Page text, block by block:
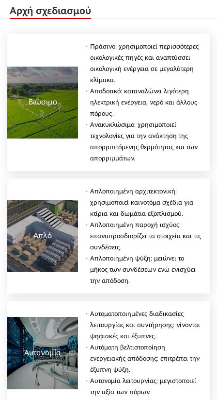
Αρχή σχεδιασμού
Πράσινο: χρησιμοποιεί περισσότερες
οικολογικές πηγές και αναπτύσσει
οικολογική ενέργεια σε μεγαλύτερη
κλίμακα.
Αποδοτικό: καταναλώνει λιγότερη
ηλεκτρική ενέργεια, νερό και άλλους
πόρους.
Ανακυκλώσιμο: χρησιμοποιεί
τεχνολογίες για την ανάκτηση της
απορριπτόμενης θερμότητας και των
απορριμμάτων.
Βιώσιμο
Απλό
Απλοποιημένη αρχιτεκτονική:
χρησιμοποιεί καινοτόμα σχέδια για
κτίρια και δωμάτια εξοπλισμού.
Απλοποιημένη παροχή ισχύος:
επαναπροσδιορίζει τα στοιχεία και τις
συνδέσεις.
Απλοποιημένη ψύξη: μειώνει το
μήκος των συνδέσεων ενώ ενισχύει
την απόδοση.
Αυτοματοποιημένες διαδικασίες
λειτουργίας και συντήρησης: γίνονται
ψηφιακές και έξυπνες.
Αυτόματη βελτιστοποίηση
ενεργειακής απόδοσης: επιτρέπει την
έξυπνη ψύξη.
Αυτονομία λειτουργίας: μεγιστοποιεί
την αξία των πόρων.
Αυτονομία